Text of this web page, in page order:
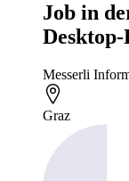
Job in
Messerli
Graz